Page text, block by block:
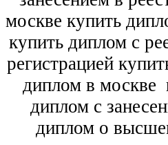
москве купить
купить диплом с
регистрацией
диплом в москве
диплом с
диплом о